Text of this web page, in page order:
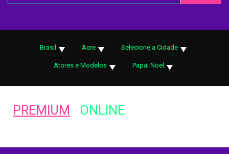
Brasil Acre Selecione a Cidade
Atores e Modelos Papai Noel
PREMIUM ONLINE